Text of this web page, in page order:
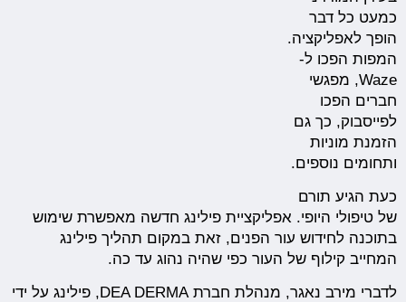
כמעט כל דבר
הופך לאפליקציה.
המפות הפכו ל-
Waze, מפגשי
חברים הפכו
לפייסבוק, כך גם
הזמנת מוניות
ותחומים נוספים.
כעת הגיע תורם
של טיפולי היופי. אפליקציית פילינג חדשה מאפשרת שימוש
בתוכנה לחידוש עור הפנים, זאת במקום תהליך פילינג
המחייב קילוף של העור כפי שהיה נהוג עד כה.
לדברי מירב נאגר, מנהלת חברת DEA DERMA, פילינג על ידי